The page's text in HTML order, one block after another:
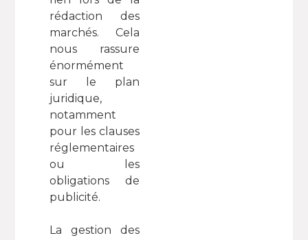
rédaction des
marchés. Cela
nous rassure
énormément
sur le plan
juridique,
notamment
pour les clauses
réglementaires
ou les
obligations de
publicité.
La gestion des